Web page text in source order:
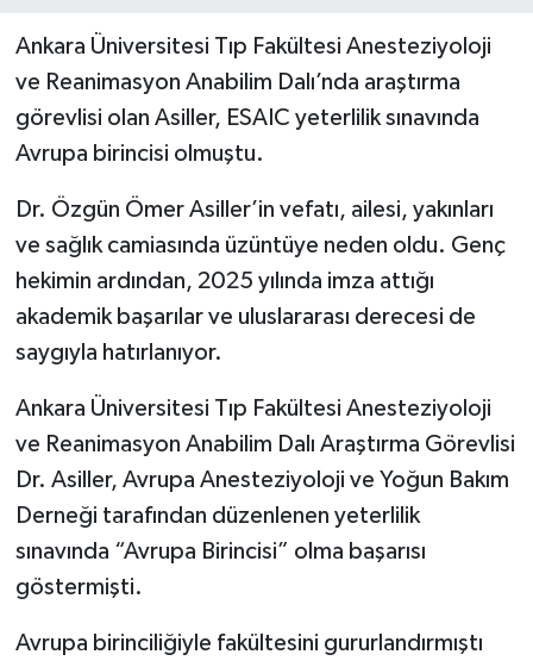
Ankara Üniversitesi Tıp Fakültesi Anesteziyoloji
ve Reanimasyon Anabilim Dalı’nda araştırma
görevlisi olan Asiller, ESAIC yeterlilik sınavında
Avrupa birincisi olmuştu.
Dr. Özgün Ömer Asiller’in vefatı, ailesi, yakınları
ve sağlık camiasında üzüntüye neden oldu. Genç
hekimin ardından, 2025 yılında imza attığı
akademik başarılar ve uluslararası derecesi de
saygıyla hatırlanıyor.
Ankara Üniversitesi Tıp Fakültesi Anesteziyoloji
ve Reanimasyon Anabilim Dalı Araştırma Görevlisi
Dr. Asiller, Avrupa Anesteziyoloji ve Yoğun Bakım
Derneği tarafından düzenlenen yeterlilik
sınavında “Avrupa Birincisi” olma başarısı
göstermişti.
Avrupa birinciliğiyle fakültesini gururlandırmıştı